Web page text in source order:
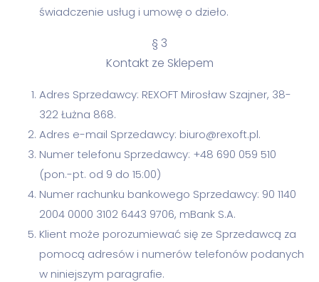
świadczenie usług i umowę o dzieło.
§ 3
Kontakt ze Sklepem
Adres Sprzedawcy: REXOFT Mirosław Szajner, 38-
322 Łużna 868.
Adres e-mail Sprzedawcy: biuro@rexoft.pl.
Numer telefonu Sprzedawcy: +48 690 059 510
(pon.-pt. od 9 do 15:00)
Numer rachunku bankowego Sprzedawcy: 90 1140
2004 0000 3102 6443 9706, mBank S.A.
Klient może porozumiewać się ze Sprzedawcą za
pomocą adresów i numerów telefonów podanych
w niniejszym paragrafie.